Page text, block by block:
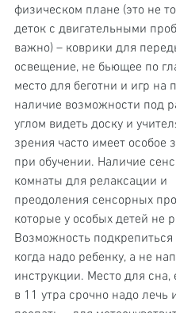
физическом плане (это не
деток с двигательными
важно) – коврики для
освещение, не бьющее по
место для беготни и игр на
наличие возможности под
углом видеть доску и
зрения часто имеет особое
при обучении. Наличие
комнаты для релаксации и
преодоления сенсорных
которые у особых детей не
Возможность подкрепиться
когда надо ребенку, а не
инструкции. Место для сна,
в 11 утра срочно надо лечь